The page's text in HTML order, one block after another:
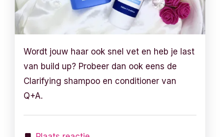
Wordt jouw haar ook snel vet en heb je last
van build up? Probeer dan ook eens de
Clarifying shampoo en conditioner van
Q+A.